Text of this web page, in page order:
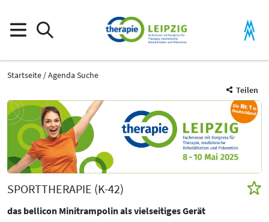
Startseite
Agenda Suche
Teilen
SPORTTHERAPIE (K-42)
das bellicon Minitrampolin als vielseitiges Gerät